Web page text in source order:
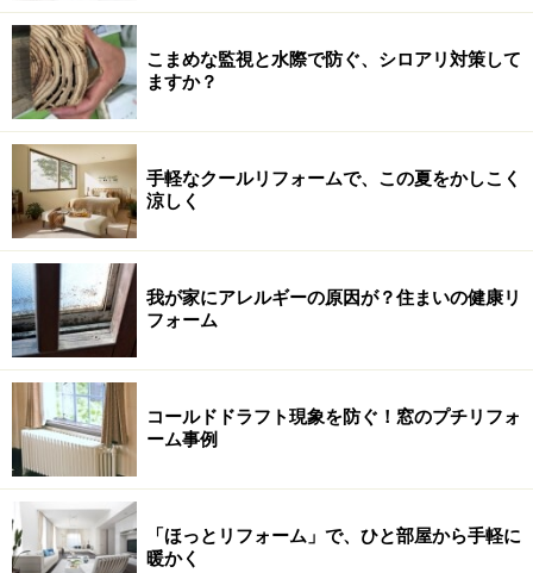
こまめな監視と水際で防ぐ、シロアリ対策して
ますか？
手軽なクールリフォームで、この夏をかしこく
涼しく
我が家にアレルギーの原因が？住まいの健康リ
フォーム
コールドドラフト現象を防ぐ！窓のプチリフォ
ーム事例
「ほっとリフォーム」で、ひと部屋から手軽に
暖かく